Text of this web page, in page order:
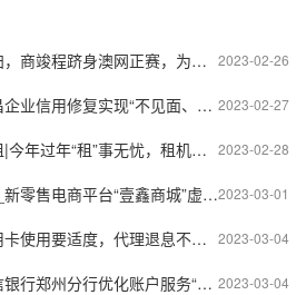
2023-02-26
澳网正赛，为自己和中国男网创造历史
2023-02-27
用修复实现“不见面、网上办”
2023-02-28
“租”事无忧，租机就上人人租！
2023-03-01
鑫商城”虚假宣传？多级制度模式或涉嫌传销
2023-03-04
用要适度，代理退息不可信
2023-03-04
州分行优化账户服务“再升温”